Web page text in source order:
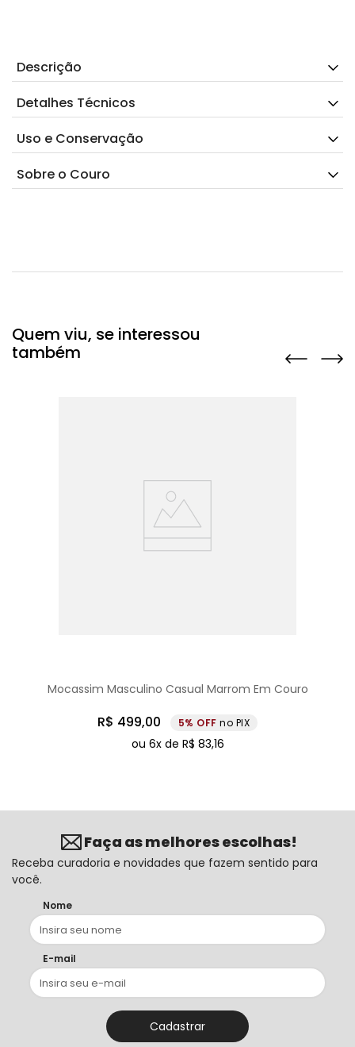
Descrição
Detalhes Técnicos
Uso e Conservação
Sobre o Couro
Quem viu, se interessou
também
Mocassim Masculino Casual Marrom Em Couro
R$ 499,00 5% no PIX
ou 6x de R$ 83,16
Faça as melhores escolhas!
Receba curadoria e novidades que fazem sentido para
você.
Nome
E-mail
Cadastrar